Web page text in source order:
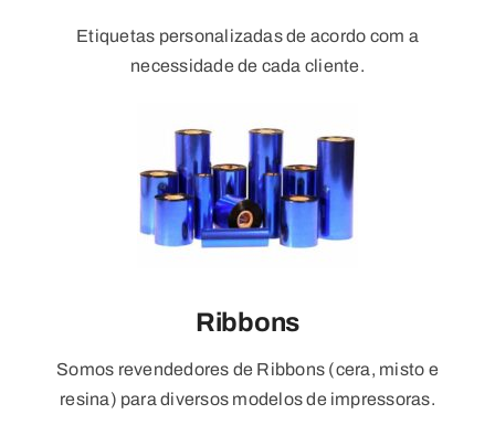
Etiquetas personalizadas de acordo com a
necessidade de cada cliente.
Ribbons
Somos revendedores de Ribbons (cera, misto e
resina) para diversos modelos de impressoras.